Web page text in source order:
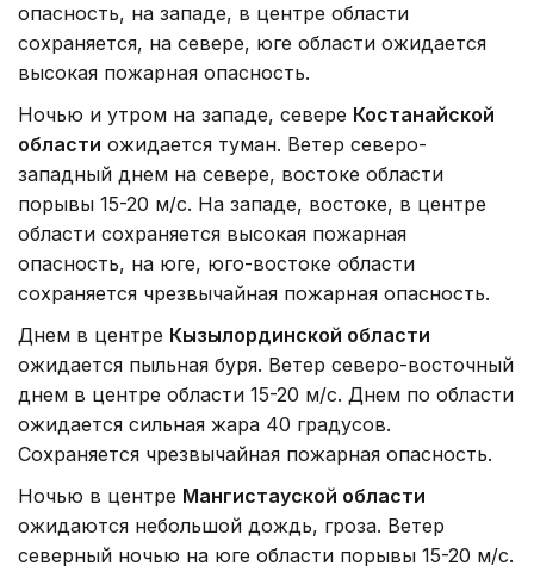
опасность, на западе, в центре области
сохраняется, на севере, юге области ожидается
высокая пожарная опасность.
Ночью и утром на западе, севере Костанайской
области ожидается туман. Ветер северо-
западный днем на севере, востоке области
порывы 15-20 м/с. На западе, востоке, в центре
области сохраняется высокая пожарная
опасность, на юге, юго-востоке области
сохраняется чрезвычайная пожарная опасность.
Днем в центре Кызылординской области
ожидается пыльная буря. Ветер северо-восточный
днем в центре области 15-20 м/с. Днем по области
ожидается сильная жара 40 градусов.
Сохраняется чрезвычайная пожарная опасность.
Ночью в центре Мангистауской области
ожидаются небольшой дождь, гроза. Ветер
северный ночью на юге области порывы 15-20 м/с.